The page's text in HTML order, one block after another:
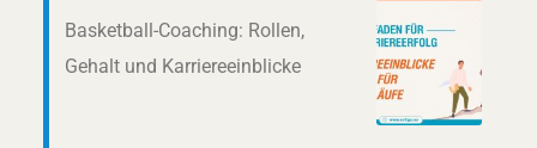
Basketball-Coaching: Rollen,
Gehalt und Karriereeinblicke